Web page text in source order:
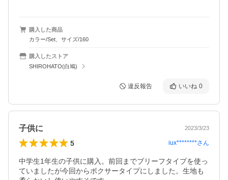
購入した商品
カラー/Set、サイズ/160
購入したストア
SHIROHATO(白鳩)
違反報告 いいね 0
子供に 2023/3/23
5 iux********さん
中学生1年生の子供に購入。前回までブリーフタイプを使っ
ていましたが今回からボクサータイプにしました。生地も